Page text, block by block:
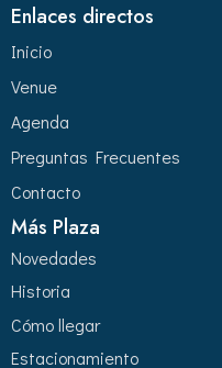
Enlaces directos
Inicio
Venue
Agenda
Preguntas Frecuentes
Contacto
Más Plaza
Novedades
Historia
Cómo llegar
Estacionamiento